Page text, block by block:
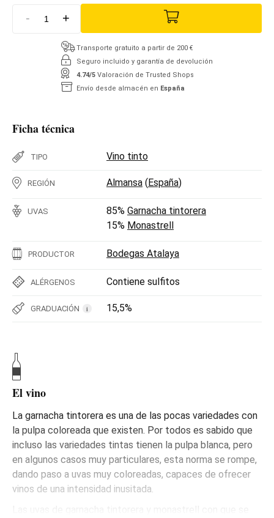
- +
Transporte gratuito a partir de 200 €
Seguro incluido y garantía de devolución
4.74/5 Valoración de Trusted Shops
Envío desde almacén en España
Ficha técnica
TIPO Vino tinto
REGIÓN Almansa (España)
UVAS 85% Garnacha tintorera
15% Monastrell
PRODUCTOR Bodegas Atalaya
ALÉRGENOS Contiene sulfitos
GRADUACIÓN i 15,5%
El vino
La garnacha tintorera es una de las pocas variedades con
la pulpa coloreada que existen. Por todos es sabido que
incluso las variedades tintas tienen la pulpa blanca, pero
en algunos casos muy particulares, esta norma se rompe,
dando paso a uvas muy coloreadas, capaces de ofrecer
vinos de una intensidad inusitada.